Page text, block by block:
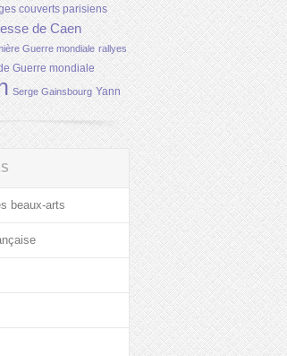
couverts parisiens
de Caen
Guerre mondiale rallyes
Guerre mondiale
Serge Gainsbourg Yann
beaux-arts